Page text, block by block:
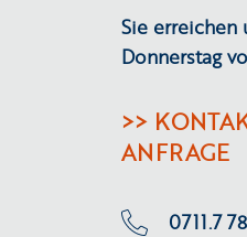
Sie erreichen
Donnerstag
>>
ANFRAGE
0711.7